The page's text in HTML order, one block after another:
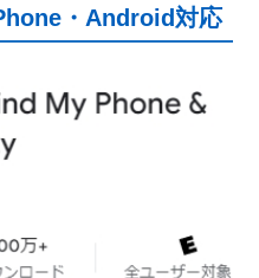
・Android対応